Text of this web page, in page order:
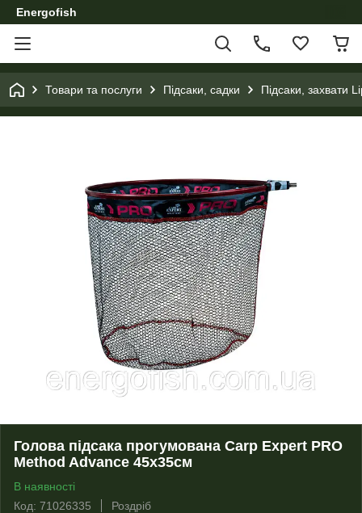
Energofish
Товари та послуги Підсаки, садки Підсаки, захвати
Голова підсака прогумована Carp Expert PRO
Method Advance 45х35см
В наявності
Код: 71026335
Роздріб